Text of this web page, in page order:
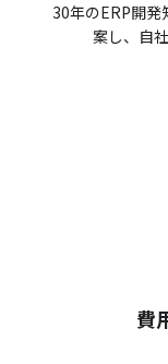
30年のERP開
案し、自
費